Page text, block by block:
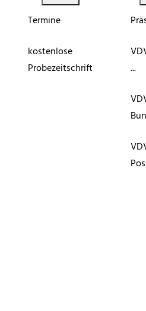
Termine
kostenlose
Probezeitschrift
...